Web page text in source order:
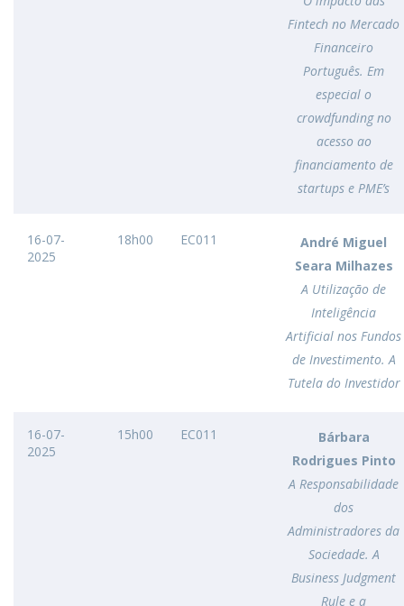
Fintech no Mercado
Financeiro
Português. Em
especial o
crowdfunding no
acesso ao
financiamento de
startups e PME’s
16-07-
2025
18h00 EC011
André Miguel
Seara Milhazes
A Utilização de
Inteligência
Artificial nos Fundos
de Investimento. A
Tutela do Investidor
16-07-
2025
15h00 EC011
Bárbara
Rodrigues Pinto
A Responsabilidade
dos
Administradores da
Sociedade. A
Business Judgment
Rule e a